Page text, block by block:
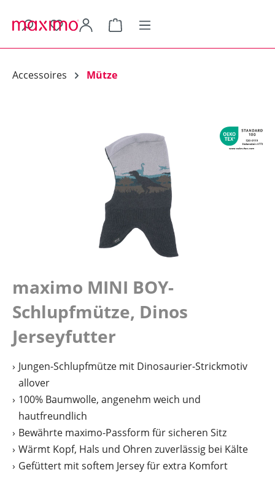
Warenkorb enthält 0
Accessoires Mütze
Bildergalerie überspringen
maximo MINI BOY-
Schlupfmütze, Dinos
Jerseyfutter
Jungen-Schlupfmütze mit Dinosaurier-Strickmotiv
allover
100% Baumwolle, angenehm weich und
hautfreundlich
Bewährte maximo-Passform für sicheren Sitz
Wärmt Kopf, Hals und Ohren zuverlässig bei Kälte
Gefüttert mit softem Jersey für extra Komfort